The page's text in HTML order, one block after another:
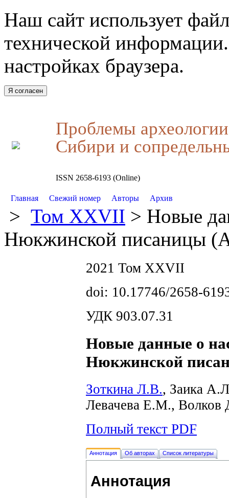
Наш сайт использует
технической
настройках браузера.
Я согласен
Проблемы
Сибири и
ISSN 2658-6193 (Online)
Главная Свежий номер Авторы Архив
> Том XXVII > Новые
Нюкжинской писаницы
2021 Том XXVII
doi: 10.17746/2658-
УДК 903.07.31
Новые данные о
Нюкжинской
Зоткина Л.В., Заика
Левачева Е.М., Волков
Полный текст PDF
Аннотация Об авторах Список литературы
Аннотация